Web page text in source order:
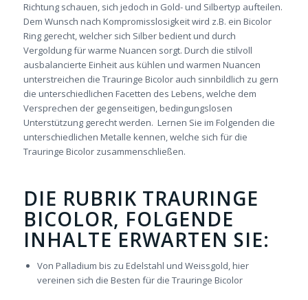
Richtung schauen, sich jedoch in Gold- und Silbertyp aufteilen.
Dem Wunsch nach Kompromisslosigkeit wird z.B. ein Bicolor
Ring gerecht, welcher sich Silber bedient und durch
Vergoldung für warme Nuancen sorgt. Durch die stilvoll
ausbalancierte Einheit aus kühlen und warmen Nuancen
unterstreichen die Trauringe Bicolor auch sinnbildlich zu gern
die unterschiedlichen Facetten des Lebens, welche dem
Versprechen der gegenseitigen, bedingungslosen
Unterstützung gerecht werden. Lernen Sie im Folgenden die
unterschiedlichen Metalle kennen, welche sich für die
Trauringe Bicolor zusammenschließen.
DIE RUBRIK TRAURINGE
BICOLOR, FOLGENDE
INHALTE ERWARTEN SIE:
Von Palladium bis zu Edelstahl und Weissgold, hier
vereinen sich die Besten für die Trauringe Bicolor